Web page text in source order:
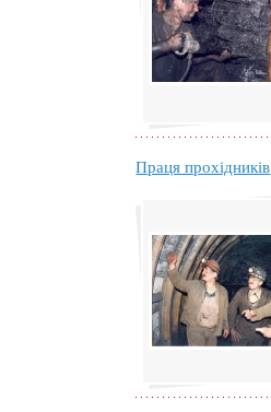
Праця прохідників